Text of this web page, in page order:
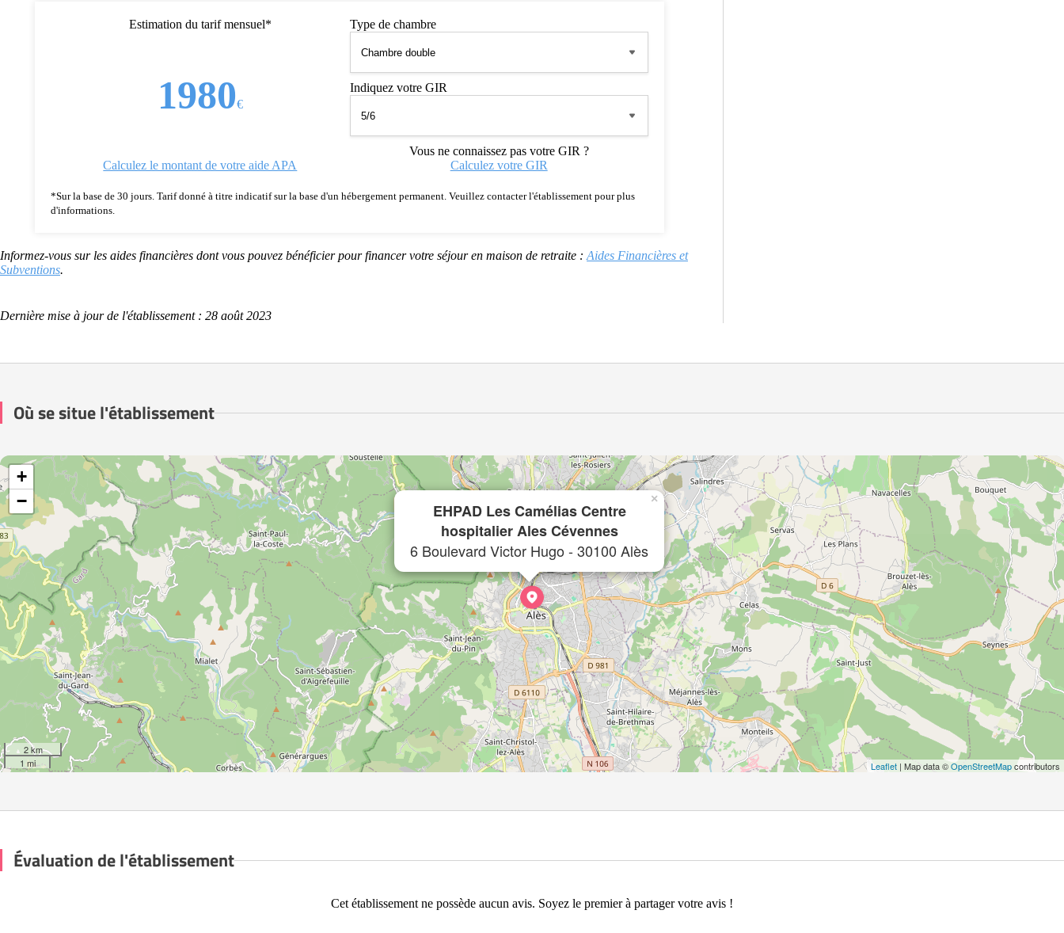
Estimation du tarif mensuel*
1980€
Calculez le montant de votre aide APA
Type de chambre
Indiquez votre GIR
Vous ne connaissez pas votre GIR ?
Calculez votre GIR
*Sur la base de 30 jours. Tarif donné à titre indicatif sur la base d'un hébergement permanent. Veuillez contacter l'établissement pour plus
d'informations.
Informez-vous sur les aides financières dont vous pouvez bénéficier pour financer votre séjour en maison de retraite : Aides Financières et
Subventions.
Dernière mise à jour de l'établissement : 28 août 2023
Où se situe l'établissement
EHPAD Les Camélias Centre
hospitalier Ales Cévennes
6 Boulevard Victor Hugo - 30100 Alès
×
+
−
2 km
1 mi
Leaflet | Map data ©OpenStreetMapcontributors
Évaluation de l'établissement
Cet établissement ne possède aucun avis. Soyez le premier à partager votre avis !